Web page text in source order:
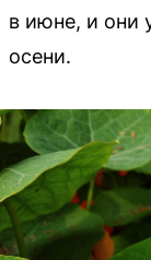
в июне, и они
осени.